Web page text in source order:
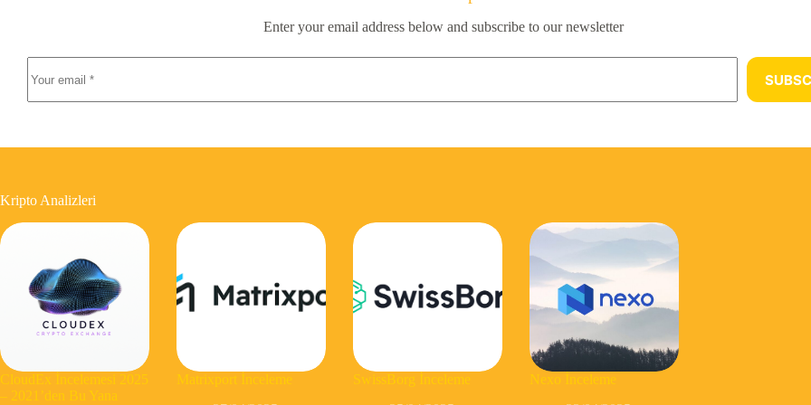
Enter your email address below and subscribe to our newsletter
Kripto Analizleri
CloudEx İncelemesi 2025
– 2021’den Bu Yana
Matrixport İnceleme
SwissBorg İnceleme
Nexo İnceleme